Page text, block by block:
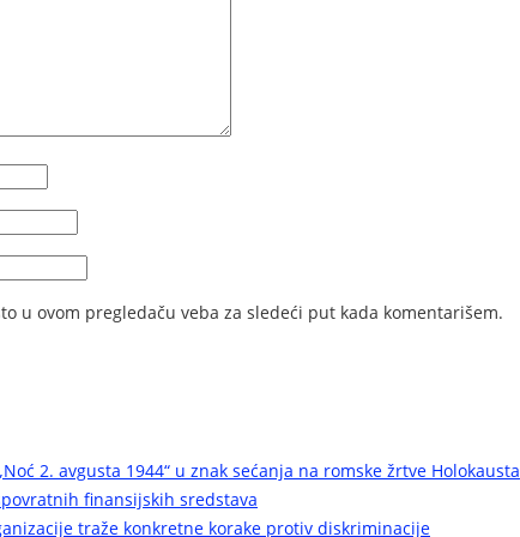
u ovom pregledaču veba za sledeći put kada komentarišem.
2. avgusta 1944“ u znak sećanja na romske žrtve Holokausta
finansijskih sredstava
traže konkretne korake protiv diskriminacije